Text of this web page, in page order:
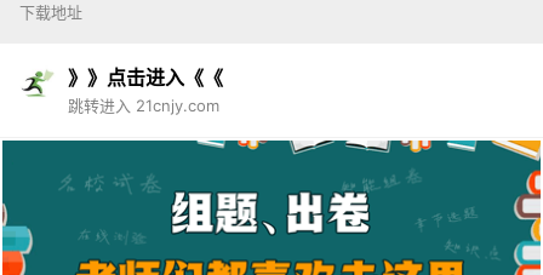
下载地址
》》点击进入《《
跳转进入 21cnjy.com